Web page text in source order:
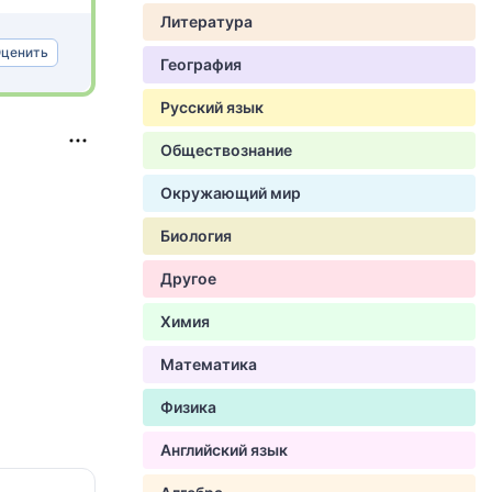
Литература
География
Русский язык
Обществознание
Окружающий мир
Биология
Другое
Химия
Математика
Физика
Английский язык